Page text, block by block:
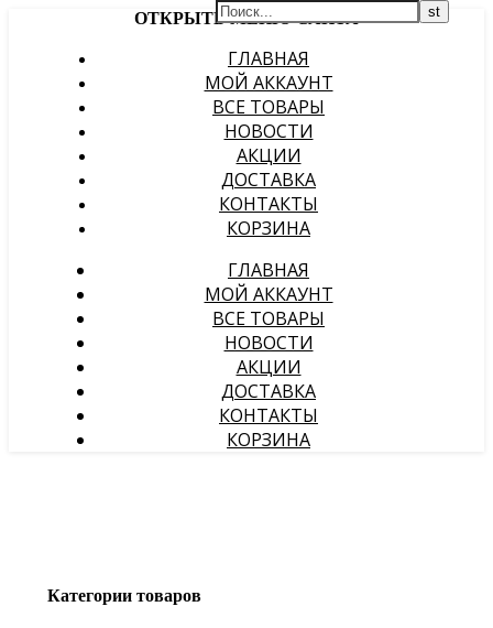
ОТКРЫТЬ МЕНЮ САЙТА
ГЛАВНАЯ
МОЙ АККАУНТ
ВСЕ ТОВАРЫ
НОВОСТИ
АКЦИИ
ДОСТАВКА
КОНТАКТЫ
КОРЗИНА
ГЛАВНАЯ
МОЙ АККАУНТ
ВСЕ ТОВАРЫ
НОВОСТИ
АКЦИИ
ДОСТАВКА
КОНТАКТЫ
КОРЗИНА
Категории товаров